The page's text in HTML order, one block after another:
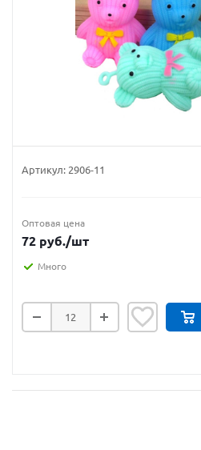
Артикул: 2906-11
Оптовая цена
72 руб./шт
Много